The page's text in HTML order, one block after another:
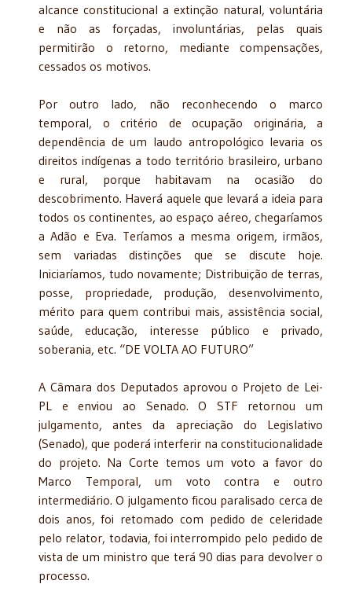
alcance constitucional a extinção natural, voluntária
e não as forçadas, involuntárias, pelas quais
permitirão o retorno, mediante compensações,
cessados os motivos.
Por outro lado, não reconhecendo o marco
temporal, o critério de ocupação originária, a
dependência de um laudo antropológico levaria os
direitos indígenas a todo território brasileiro, urbano
e rural, porque habitavam na ocasião do
descobrimento. Haverá aquele que levará a ideia para
todos os continentes, ao espaço aéreo, chegaríamos
a Adão e Eva. Teríamos a mesma origem, irmãos,
sem variadas distinções que se discute hoje.
Iniciaríamos, tudo novamente; Distribuição de terras,
posse, propriedade, produção, desenvolvimento,
mérito para quem contribui mais, assistência social,
saúde, educação, interesse público e privado,
soberania, etc. “DE VOLTA AO FUTURO”
A Câmara dos Deputados aprovou o Projeto de Lei-
PL e enviou ao Senado. O STF retornou um
julgamento, antes da apreciação do Legislativo
(Senado), que poderá interferir na constitucionalidade
do projeto. Na Corte temos um voto a favor do
Marco Temporal, um voto contra e outro
intermediário. O julgamento ficou paralisado cerca de
dois anos, foi retomado com pedido de celeridade
pelo relator, todavia, foi interrompido pelo pedido de
vista de um ministro que terá 90 dias para devolver o
processo.